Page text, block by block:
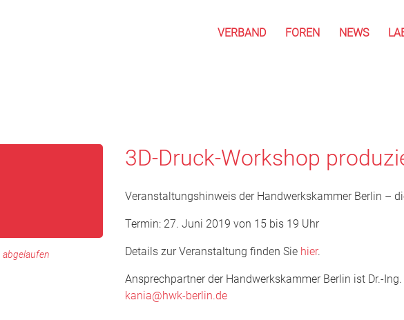
VERBAND FOREN NEWS
abgelaufen
3D-Druck-Workshop
Veranstaltungshinweis der Handwerkskammer Berlin –
Termin: 27. Juni 2019 von 15 bis 19 Uhr
Details zur Veranstaltung finden Sie hier.
Ansprechpartner der Handwerkskammer Berlin ist Dr.-
kania@hwk-berlin.de